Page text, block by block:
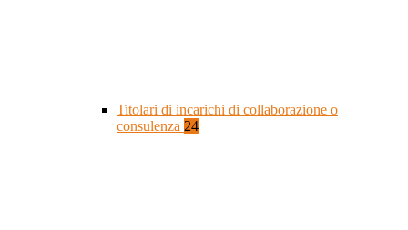
Titolari di incarichi di collaborazione o
consulenza 24